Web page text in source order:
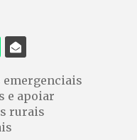
emergenciais
e apoiar
rurais